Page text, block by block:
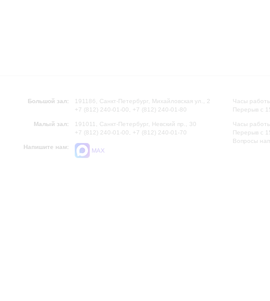
Большой зал:
191186, Санкт-Петербург, Михайловская ул., 2
+7 (812) 240-01-00, +7 (812) 240-01-80
Малый зал:
191011, Санкт-Петербург, Невский пр., 30
+7 (812) 240-01-00, +7 (812) 240-01-70
Напишите нам:
MAX
Часы
Перерыв с
Часы
Перерыв с
Вопросы